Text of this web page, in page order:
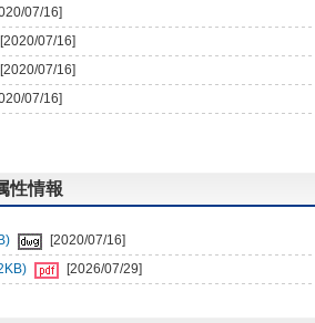
07/16]
[2020/07/16]
[2020/07/16]
07/16]
性情報
[2020/07/16]
[2026/07/29]